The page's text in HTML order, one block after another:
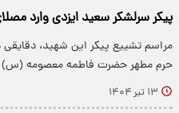
پیکر سرلشکر سعید ایزدی وارد
مراسم تشییع پیکر این شهید،
حرم مطهر حضرت فاطمه معصومه (س)
۱۳ تیر ۱۴۰۴